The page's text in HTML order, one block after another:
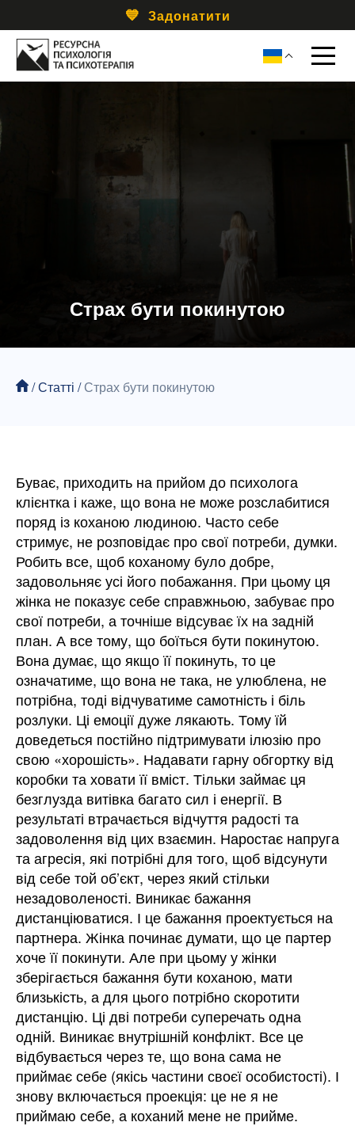
Задонатити
Страх бути покинутою
/Статті /Страх бути покинутою
Буває, приходить на прийом до психолога
клієнтка і каже, що вона не може розслабитися
поряд із коханою людиною. Часто себе
стримує, не розповідає про свої потреби, думки.
Робить все, щоб коханому було добре,
задовольняє усі його побажання. При цьому ця
жінка не показує себе справжньою, забуває про
свої потреби, а точніше відсуває їх на задній
план. А все тому, що боїться бути покинутою.
Вона думає, що якщо її покинуть, то це
означатиме, що вона не така, не улюблена, не
потрібна, тоді відчуватиме самотність і біль
розлуки. Ці емоції дуже лякають. Тому їй
доведеться постійно підтримувати ілюзію про
свою «хорошість». Надавати гарну обгортку від
коробки та ховати її вміст. Тільки займає ця
безглузда витівка багато сил і енергії. В
результаті втрачається відчуття радості та
задоволення від цих взаємин. Наростає напруга
та агресія, які потрібні для того, щоб відсунути
від себе той об’єкт, через який стільки
незадоволеності. Виникає бажання
дистанціюватися. І це бажання проектується на
партнера. Жінка починає думати, що це партер
хоче її покинути. Але при цьому у жінки
зберігається бажання бути коханою, мати
близькість, а для цього потрібно скоротити
дистанцію. Ці дві потреби суперечать одна
одній. Виникає внутрішній конфлікт. Все це
відбувається через те, що вона сама не
приймає себе (якісь частини своєї особистості). І
знову включається проекція: це не я не
приймаю себе, а коханий мене не прийме.